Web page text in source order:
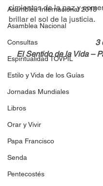
Asamblea Internacional 2018
Asamblea Nacional
Consultas
Espiritualidad TOVPIL
Estilo y Vida de los Guías
Jornadas Mundiales
Libros
Orar y Vivir
Papa Francisco
Senda
Pentecostés
cimientos de la paz y
brillar el sol de la justicia.
3
El Sentido de la Vida –